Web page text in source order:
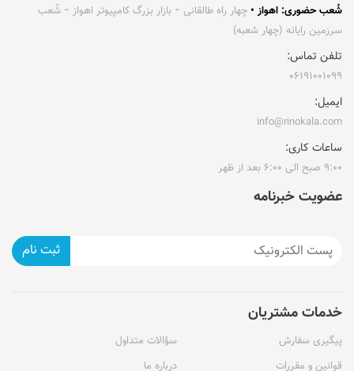
شُعب حضوری: اهواز • چهار راه طالقانی ⁃ بازار بزرگ کامپیوتر اهواز ⁃ شُعب
سرزمین رایانه (چهار شعبه)
تلفن تماس:
۰۶۱۹۱۰۰۱۰۹۹
ایمیل:
info@rinokala.com
ساعات کاری:
۹:۰۰ صبح الی ۶:۰۰ بعد از ظهر
عضویت خبرنامه
ثبت نام
خدمات مشتریان
پیگیری سفارش
سؤالات متداول
قوانین و مقررات
درباره ما